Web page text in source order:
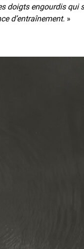
doigts engourdis qui
d’entraînement. »